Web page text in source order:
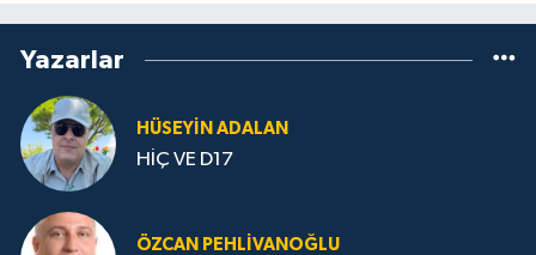
Yazarlar
HÜSEYIN ADALAN
HİÇ VE D17
ÖZCAN PEHLIVANOĞLU